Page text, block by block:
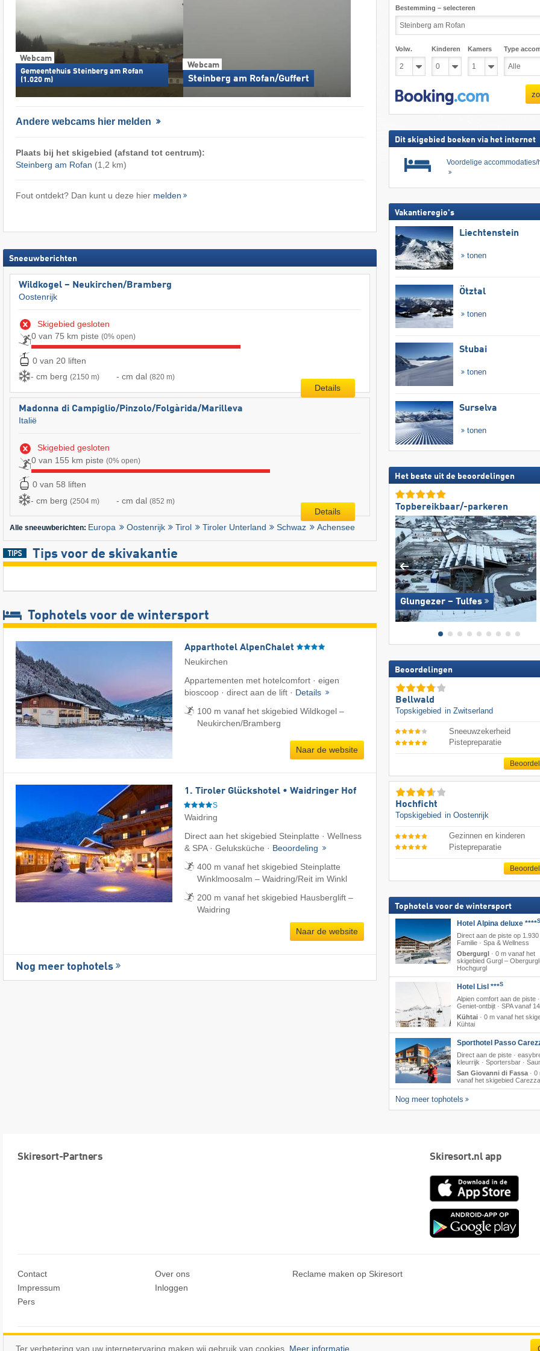
Webcam
Gemeentehuis Steinberg am Rofan
(1.020 m)
Webcam
Steinberg am Rofan/Guffert
Andere webcams hier melden
Plaats bij het skigebied (afstand tot centrum):
Steinberg am Rofan (1,2 km)
Fout ontdekt? Dan kunt u deze hier melden
Sneeuwberichten
Wildkogel – Neukirchen/​Bramberg
Oostenrijk
Skigebied gesloten
0 van 75 km piste (0% open)
0 van 20 liften
- cm berg (2150 m) - cm dal (820 m)
Details
Madonna di Campiglio/​Pinzolo/​Folgàrida/​Marilleva
Italië
Skigebied gesloten
0 van 155 km piste (0% open)
0 van 58 liften
- cm berg (2504 m) - cm dal (852 m)
Details
Alle sneeuwberichten: Europa Oostenrijk Tirol Tiroler Unterland Schwaz Achensee
Tips voor de skivakantie
Tophotels voor de wintersport
Apparthotel AlpenChalet
Neukirchen
Appartementen met hotelcomfort · eigen
bioscoop · direct aan de lift · Details
100 m vanaf het skigebied Wildkogel –
Neukirchen/​Bramberg
Naar de website
1. Tiroler Glückshotel • Waidringer Hof
S
Waidring
Direct aan het skigebied Steinplatte · Wellness
& SPA · Geluksküche · Beoordeling
400 m vanaf het skigebied Steinplatte
Winklmoosalm – Waidring/​Reit im Winkl
200 m vanaf het skigebied Hausberglift –
Waidring
Naar de website
Nog meer tophotels
Bestemming – selecteren
Volw. Kinderen Kamers Type
Dit skigebied boeken via het internet
Voordelige accommodaties/
Vakantieregio's
Liechtenstein
tonen
Ötztal
tonen
Stubai
tonen
Surselva
tonen
Het beste uit de beoordelingen
Topbereikbaar/-parkeren
Glungezer – Tulfes
Beoordelingen
Bellwald
Topskigebied in Zwitserland
Sneeuwzekerheid
Pistepreparatie
Hochficht
Topskigebied in Oostenrijk
Gezinnen en kinderen
Pistepreparatie
Tophotels voor de wintersport
Hotel Alpina deluxe ****S
Direct aan de piste op 1.930
Familie · Spa & Wellness
Obergurgl· 0 m vanaf het
skigebied Gurgl –
Hochgurgl
Hotel Lisl ***S
Alpien comfort aan de piste ·
Geniet-ontbijt · SPA vanaf
Kühtai· 0 m vanaf het
Kühtai
Sporthotel Passo
Direct aan de piste ·
kleurrijk · Sportersbar ·
San Giovanni di Fassa· 0
vanaf het skigebied Carezza
Nog meer tophotels
Skiresort-Partners Skiresort.nl app
App
Contact
Impressum
Pers
Over ons
Inloggen
Reclame maken op Skiresort
© Skiresort Service International GmbH. Alle rechten voorbehouden.
Ter verbetering van uw internetervaring maken wij gebruik van cookies. Meer informatie